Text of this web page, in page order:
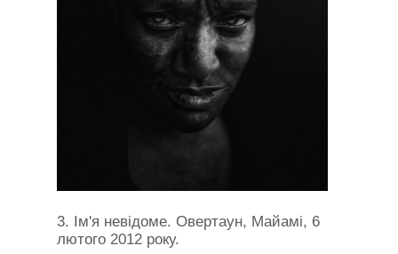
3. Ім'я невідоме. Овертаун, Майамі, 6
лютого 2012 року.